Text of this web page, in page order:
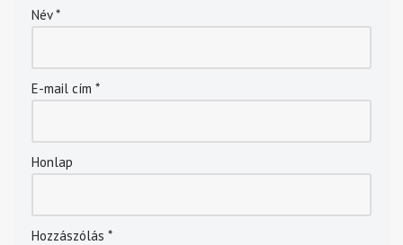
Név*
E-mail cím *
Honlap
Hozzászólás *